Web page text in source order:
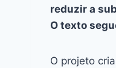
reduzir a
O texto
O projeto